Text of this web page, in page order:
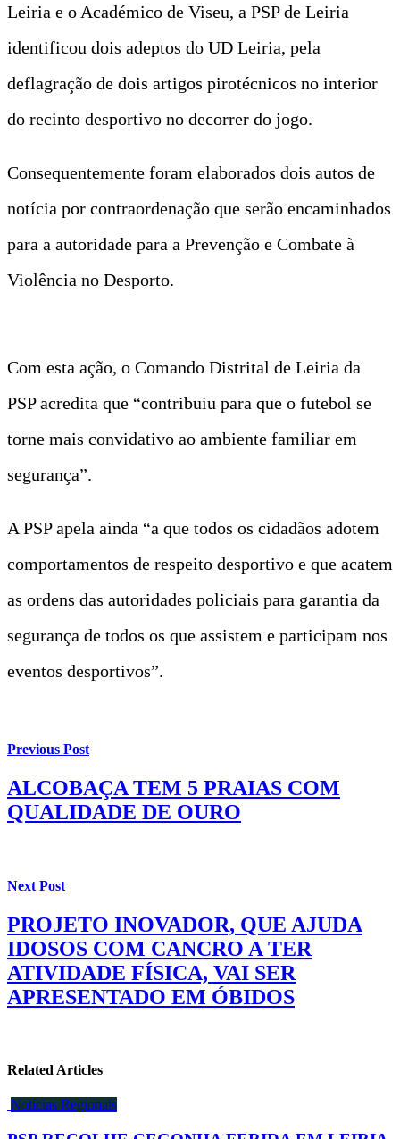
Leiria e o Académico de Viseu, a PSP de Leiria
identificou dois adeptos do UD Leiria, pela
deflagração de dois artigos pirotécnicos no interior
do recinto desportivo no decorrer do jogo.
Consequentemente foram elaborados dois autos de
notícia por contraordenação que serão encaminhados
para a autoridade para a Prevenção e Combate à
Violência no Desporto.
Com esta ação, o Comando Distrital de Leiria da
PSP acredita que “contribuiu para que o futebol se
torne mais convidativo ao ambiente familiar em
segurança”.
A PSP apela ainda “a que todos os cidadãos adotem
comportamentos de respeito desportivo e que acatem
as ordens das autoridades policiais para garantia da
segurança de todos os que assistem e participam nos
eventos desportivos”.
Previous Post
ALCOBAÇA TEM 5 PRAIAS COM
QUALIDADE DE OURO
Next Post
PROJETO INOVADOR, QUE AJUDA
IDOSOS COM CANCRO A TER
ATIVIDADE FÍSICA, VAI SER
APRESENTADO EM ÓBIDOS
Related Articles
Notícias Regionais